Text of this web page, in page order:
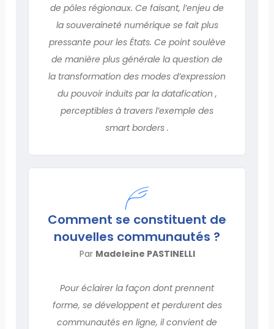
de pôles régionaux. Ce faisant, l’enjeu de
la souveraineté numérique se fait plus
pressante pour les États. Ce point soulève
de manière plus générale la question de
la transformation des modes d’expression
du pouvoir induits par la datafication ,
perceptibles à travers l’exemple des
smart borders .
Comment se constituent de
nouvelles communautés ?
Par Madeleine PASTINELLI
Pour éclairer la façon dont prennent
forme, se développent et perdurent des
communautés en ligne, il convient de